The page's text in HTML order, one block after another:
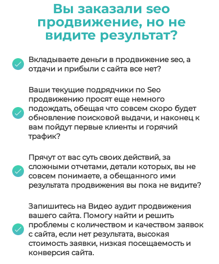
Вы заказали seo
продвижение, но не
видите результат?
Вкладываете деньги в продвижение seo, а
отдачи и прибыли с сайта все нет?
Ваши текущие подрядчики по Seo
продвижению просят еще немного
подождать, обещая что совсем скоро будет
обновление поисковой выдачи, и наконец к
вам пойдут первые клиенты и горячий
трафик?
Прячут от вас суть своих действий, за
сложными отчетами, детали которых, вы не
совсем понимаете, а обещанного ими
результата продвижения вы пока не видите?
Запишитесь на Видео аудит продвижения
вашего сайта. Помогу найти и решить
проблемы с количеством и качеством заявок
с сайта, если нет результата, высокая
стоимость заявки, низкая посещаемость и
конверсия сайта.